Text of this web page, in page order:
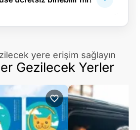
yere erişim sağlayın
Gezilecek Yerler